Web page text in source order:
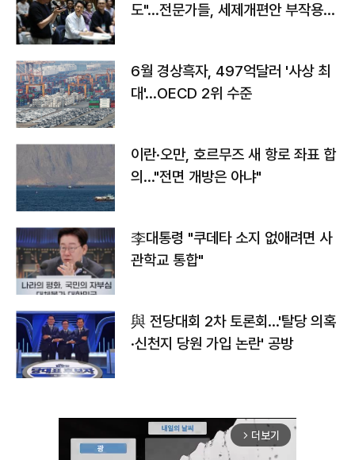
도"…전문가들, 세제개편안 부작용
6월 경상흑자, 497억달러 '사상 최
대'…OECD 2위 수준
이란·오만, 호르무즈 새 항로 좌표 합
의…"전면 개방은 아냐"
李대통령 "쿠데타 소지 없애려면 사
관학교 통합"
與 전당대회 2차 토론회…'탈당 의혹
·신천지 당원 가입 논란' 공방
arrow_forward_ios 더보기